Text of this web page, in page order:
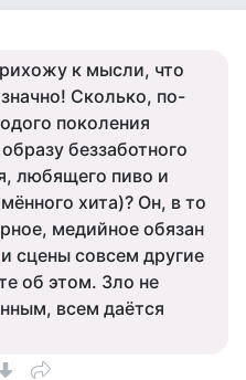
к мысли, что
Сколько, по-
поколения
беззаботного
любящего пиво и
хита)? Он, в то
медийное обязан
сцены совсем другие
об этом. Зло не
всем даётся